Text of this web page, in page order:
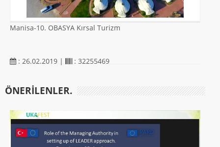
Manisa-10. OBASYA Kırsal Turizm
: 26.02.2019 | : 32255469
ÖNERILENLER.